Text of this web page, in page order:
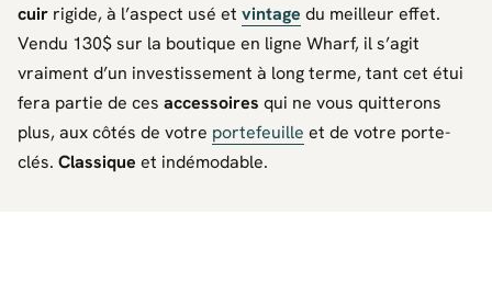
cuir rigide, à l’aspect usé et vintage du meilleur effet.
Vendu 130$ sur la boutique en ligne Wharf, il s’agit
vraiment d’un investissement à long terme, tant cet étui
fera partie de ces accessoires qui ne vous quitterons
plus, aux côtés de votre portefeuille et de votre porte-
clés. Classique et indémodable.